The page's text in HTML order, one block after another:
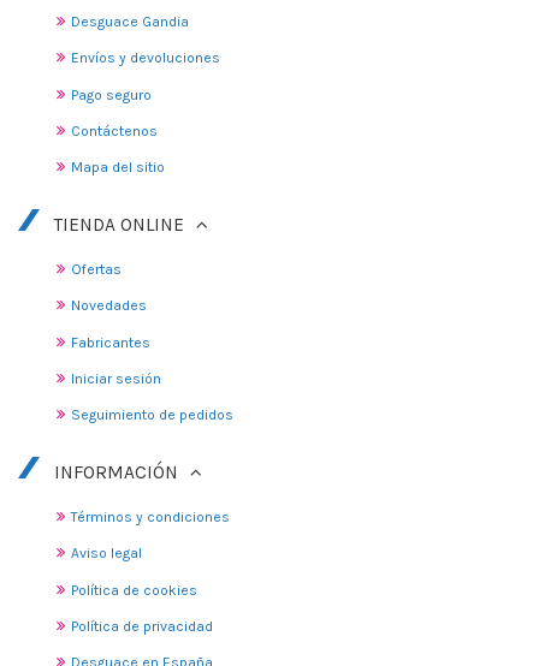
Desguace Gandia
Envíos y devoluciones
Pago seguro
Contáctenos
Mapa del sitio
TIENDA ONLINE
Ofertas
Novedades
Fabricantes
Iniciar sesión
Seguimiento de pedidos
INFORMACIÓN
Términos y condiciones
Aviso legal
Política de cookies
Política de privacidad